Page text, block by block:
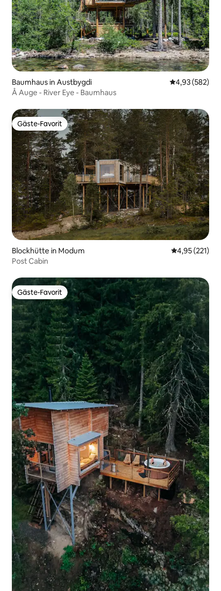
Baumhaus in Austbygdi
4,93 (582)
Å Auge - River Eye - Baumhaus
Gäste-Favorit
Gäste-Favorit
Blockhütte in Modum
4,95 (221)
Post Cabin
Gäste-Favorit
Gäste-Favorit